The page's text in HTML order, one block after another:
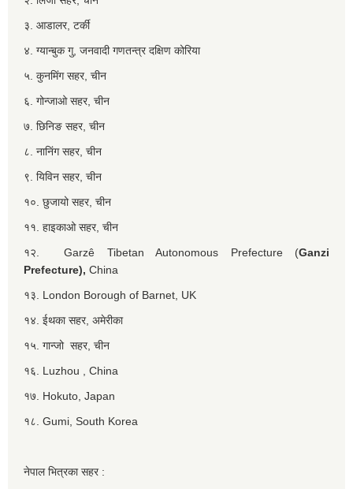
३. आडालर, टर्की
४. ग्यान्बुक गु, जनवादी गणतन्त्र दक्षिण कोरिया
५. कुनमिंग सहर, चीन
६. गोन्जाओ सहर, चीन
७. छिनिङ सहर, चीन
८. नानिंग सहर, चीन
९. यिविन सहर, चीन
१०. छुजायो सहर, चीन
११. हाइकाओ सहर, चीन
१२. Garzê Tibetan Autonomous Prefecture (Ganzi
Prefecture), China
१३. London Borough of Barnet, UK
१४. ईथका सहर, अमेरीका
१५. गान्जो सहर, चीन
१६. Luzhou , China
१७. Hokuto, Japan
१८. Gumi, South Korea
नेपाल भित्रका सहर :